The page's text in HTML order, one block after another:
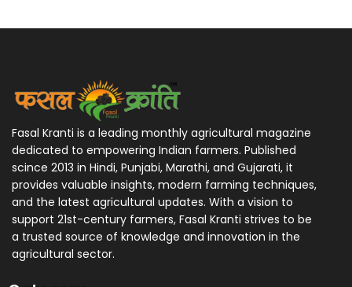
Fasal Kranti is a leading monthly agricultural magazine
dedicated to empowering Indian farmers. Published
scince 2013 in Hindi, Punjabi, Marathi, and Gujarati, it
provides valuable insights, modern farming techniques,
and the latest agricultural updates. With a vision to
support 21st-century farmers, Fasal Kranti strives to be
a trusted source of knowledge and innovation in the
agricultural sector.